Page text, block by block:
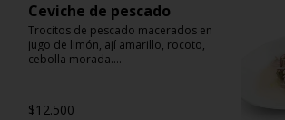
Ceviche de pescado
Trocitos de pescado macerados en
jugo de limón, ají amarillo, rocoto,
cebolla morada.
$12.500